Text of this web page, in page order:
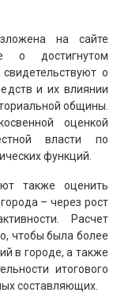
на сайте
о достигнутом
о
и их влиянии
общины.
оценкой
власти по
функций.
также оценить
– через рост
Расчет
чтобы была более
в городе, а также
итогового
составляющих.